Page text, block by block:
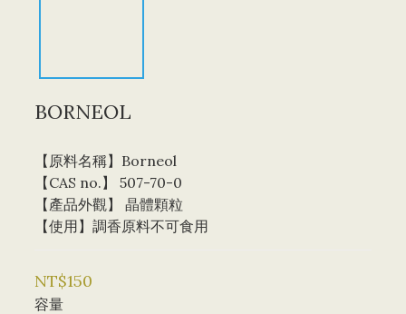
BORNEOL
【原料名稱】Borneol
【CAS no.】 507-70-0
【產品外觀】 晶體顆粒
【使用】調香原料不可食用
NT$150
容量